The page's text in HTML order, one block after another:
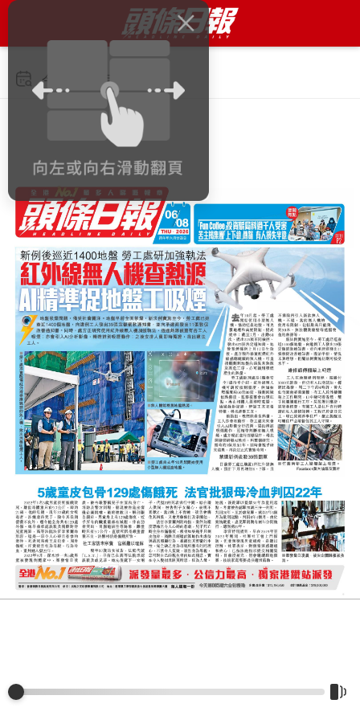
今日 2026年8月6日